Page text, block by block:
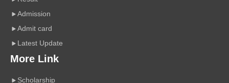
Admission
Admit card
Latest Update
More Link
Scholarship